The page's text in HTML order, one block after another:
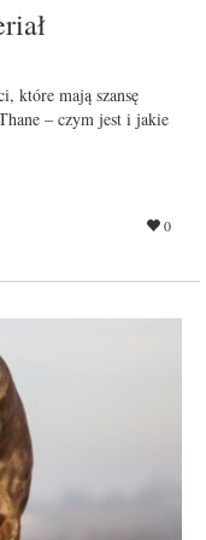
które mają szansę
– czym jest i jakie
0